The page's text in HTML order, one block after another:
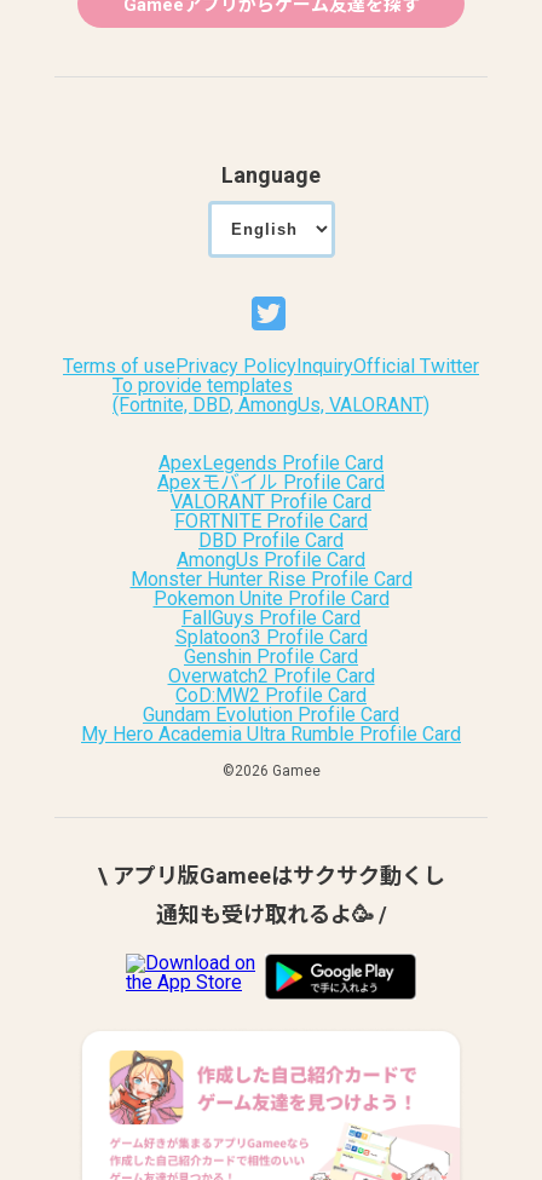
Gameeアプリからゲーム友達を探す
Language
Terms of usePrivacy Policy InquiryOfficial Twitter
To provide templates
(Fortnite, DBD, AmongUs, VALORANT)
ApexLegends Profile Card
Apexモバイル Profile Card
VALORANT Profile Card
FORTNITE Profile Card
DBD Profile Card
AmongUs Profile Card
Monster Hunter Rise Profile Card
Pokemon Unite Profile Card
FallGuys Profile Card
Splatoon3 Profile Card
Genshin Profile Card
Overwatch2 Profile Card
CoD:MW2 Profile Card
Gundam Evolution Profile Card
My Hero Academia Ultra Rumble Profile Card
©︎2026 Gamee
\ アプリ版Gameeはサクサク動くし
通知も受け取れるよ🥳 /